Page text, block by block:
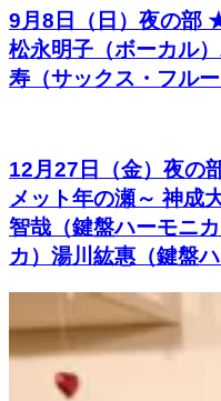
9月8日（日）夜の部
松永明子（ボーカル
寿（サックス・フルー
12月27日（金）夜の
メット年の瀬～ 神成
智哉（鍵盤ハーモニ
カ）湯川紘惠（鍵盤ハ